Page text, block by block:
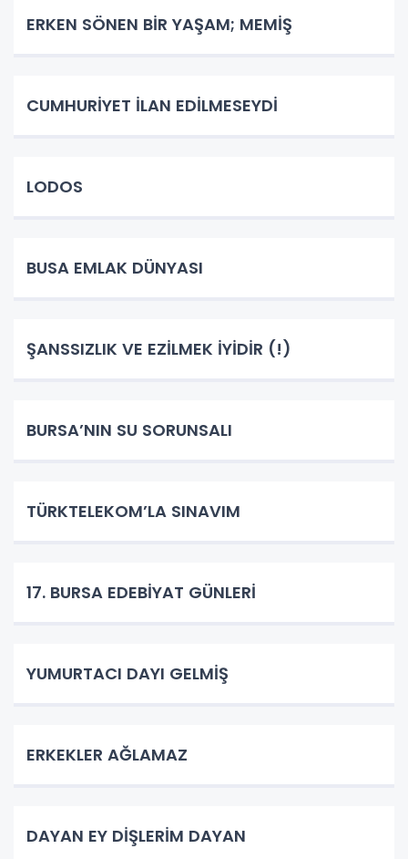
ERKEN SÖNEN BİR YAŞAM; MEMİŞ
CUMHURİYET İLAN EDİLMESEYDİ
LODOS
BUSA EMLAK DÜNYASI
ŞANSSIZLIK VE EZİLMEK İYİDİR (!)
BURSA’NIN SU SORUNSALI
TÜRKTELEKOM’LA SINAVIM
17. BURSA EDEBİYAT GÜNLERİ
YUMURTACI DAYI GELMİŞ
ERKEKLER AĞLAMAZ
DAYAN EY DİŞLERİM DAYAN